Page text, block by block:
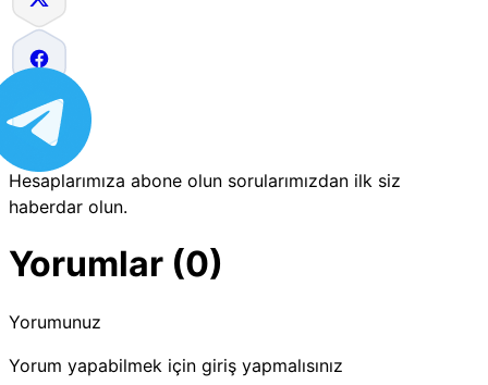
Hesaplarımıza abone olun sorularımızdan ilk siz
haberdar olun.
Yorumlar (0)
Yorumunuz
Yorum yapabilmek için giriş yapmalısınız